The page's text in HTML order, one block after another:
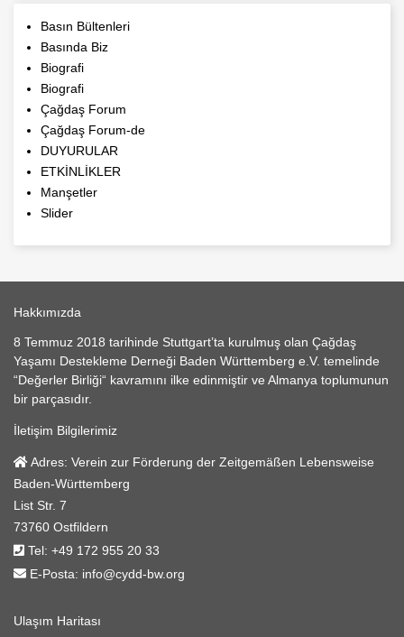
Basın Bültenleri
Basında Biz
Biografi
Biografi
Çağdaş Forum
Çağdaş Forum-de
DUYURULAR
ETKİNLİKLER
Manşetler
Slider
Hakkımızda
8 Temmuz 2018 tarihinde Stuttgart’ta kurulmuş olan Çağdaş
Yaşamı Destekleme Derneği Baden Württemberg e.V. temelinde
“Değerler Birliği“ kavramını ilke edinmiştir ve Almanya toplumunun
bir parçasıdır.
İletişim Bilgilerimiz
Adres: Verein zur Förderung der Zeitgemäßen Lebensweise
Baden-Württemberg
List Str. 7
73760 Ostfildern
Tel: +49 172 955 20 33
E-Posta: info@cydd-bw.org
Ulaşım Haritası